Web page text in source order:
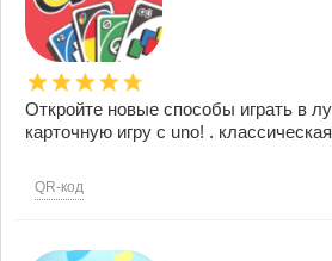
Откройте новые способы играть в
карточную игру с uno! . классическая
QR-код